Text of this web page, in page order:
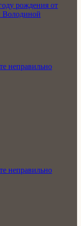
рождения от
Володиной
неправильно
неправильно